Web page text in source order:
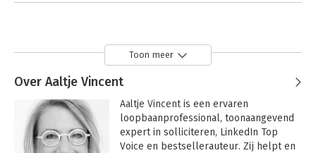
Toon meer
Over Aaltje Vincent
Aaltje Vincent is een ervaren
loopbaanprofessional, toonaangevend
expert in solliciteren, LinkedIn Top
Voice en bestsellerauteur. Zij helpt en